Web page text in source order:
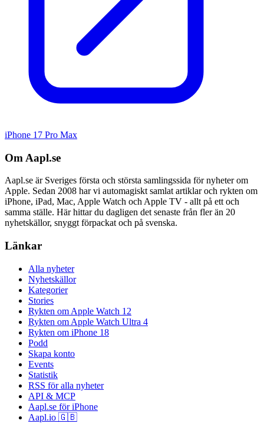
iPhone 17 Pro Max
Om Aapl.se
Aapl.se är Sveriges första och största samlingssida för nyheter om
Apple. Sedan 2008 har vi automagiskt samlat artiklar och rykten om
iPhone, iPad, Mac, Apple Watch och Apple TV - allt på ett och
samma ställe. Här hittar du dagligen det senaste från fler än 20
nyhetskällor, snyggt förpackat och på svenska.
Länkar
Alla nyheter
Nyhetskällor
Kategorier
Stories
Rykten om Apple Watch 12
Rykten om Apple Watch Ultra 4
Rykten om iPhone 18
Podd
Skapa konto
Events
Statistik
RSS för alla nyheter
API & MCP
Aapl.se för iPhone
Aapl.io 🇬🇧